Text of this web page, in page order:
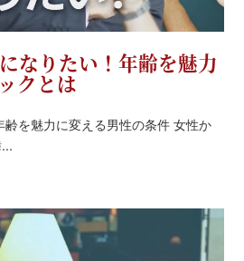
なりたい！年齢を魅力
クとは
を魅力に変える男性の条件 女性か